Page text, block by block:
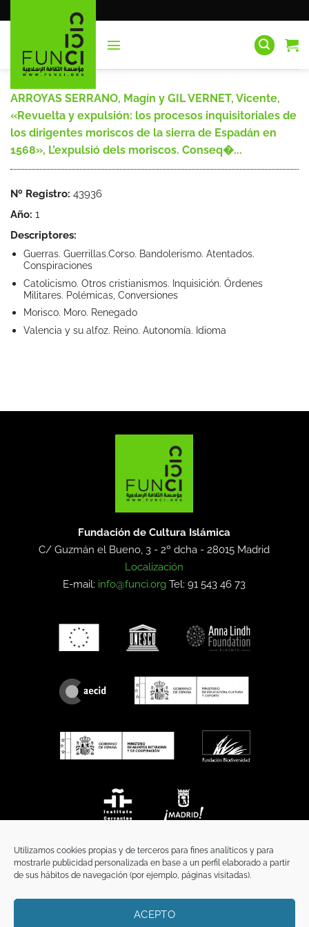
Utilizamos cookies propias y de terceros para fines analíticos y para
mostrarle publicidad personalizada en base a un perfil elaborado a partir
de sus hábitos de navegación (por ejemplo, páginas visitadas).
ACEPTO
al
ARROYAS SERRANO, Magín y GIL VERNET, Vicente,
«Revuelta y expulsión: los procesos inquisitoriales de
los dirigentes moriscos de la sierra de Espadán en
1568», L’expulsió dels moriscos. Conseq�...
Nº Registro: 43936
Año: 1
Descriptores:
Guerras. Guerrillas.Corso. Bandolerismo. Atentados.
Conspiraciones
Catolicismo. Otros cristianismos. Inquisición. Órdenes
Militares. Polémicas, Conversiones
Morisco. Moro. Renegado
Valencia y su alfoz. Reino. Autonomía. Idioma
Fundación de Cultura Islámica
C/ Guzmán el Bueno, 3 - 2º dcha -28015 Madrid
Localización
E-mail: info@funci.org Tel: 91 543 46 73